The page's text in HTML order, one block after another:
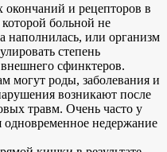
окончаний и рецепторов в
больной не
наполнилась, или организм
степень
сфинктеров.
могут роды, заболевания и
возникают после
травм. Очень часто у
одновременное недержание